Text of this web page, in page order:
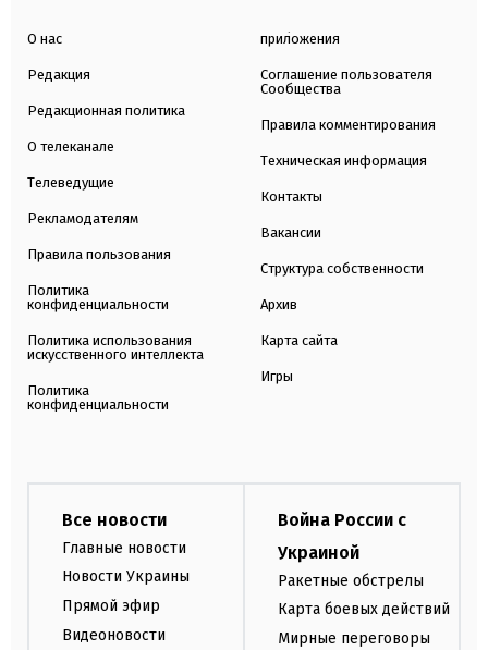
О нас
Редакция
Редакционная политика
О телеканале
Телеведущие
Рекламодателям
Правила пользования
Политика
конфиденциальности
Политика использования
искусственного интеллекта
Политика
конфиденциальности
приложения
Соглашение пользователя
Сообщества
Правила комментирования
Техническая информация
Контакты
Вакансии
Структура собственности
Архив
Карта сайта
Игры
Все новости
Главные новости
Новости Украины
Прямой эфир
Видеоновости
Война России с
Украиной
Ракетные обстрелы
Карта боевых действий
Мирные переговоры